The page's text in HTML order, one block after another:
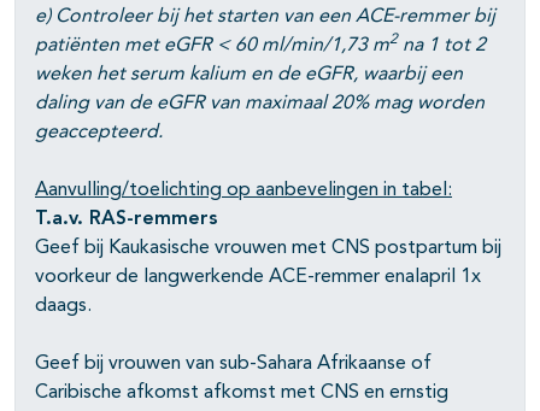
e) Controleer bij het starten van een ACE-remmer bij
patiënten met eGFR < 60 ml/min/1,73 m2 na 1 tot 2
weken het serum kalium en de eGFR, waarbij een
daling van de eGFR van maximaal 20% mag worden
geaccepteerd.
Aanvulling/toelichting op aanbevelingen in tabel:
T.a.v. RAS-remmers
Geef bij Kaukasische vrouwen met CNS postpartum bij
voorkeur de langwerkende ACE-remmer enalapril 1x
daags.
Geef bij vrouwen van sub-Sahara Afrikaanse of
Caribische afkomst afkomst met CNS en ernstig